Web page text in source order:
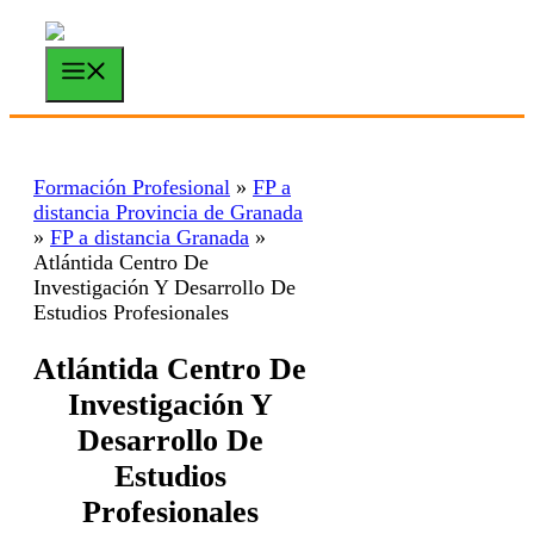
Saltar
contenido
Formación Profesional » FP a
distancia Provincia de Granada
» FP a distancia Granada »
Atlántida Centro De
Investigación Y Desarrollo De
Estudios Profesionales
Atlántida Centro De
Investigación Y
Desarrollo De
Estudios
Profesionales